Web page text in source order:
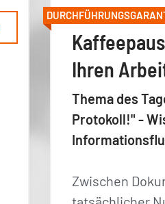
Ihren
Thema des
Protokoll!" -
Zwischen